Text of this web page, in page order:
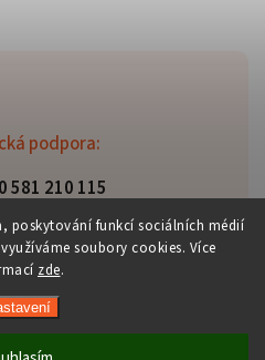
poskytování funkcí sociálních médií
soubory cookies. Více
zde.
podpora:
581 210 115
. Všechna práva